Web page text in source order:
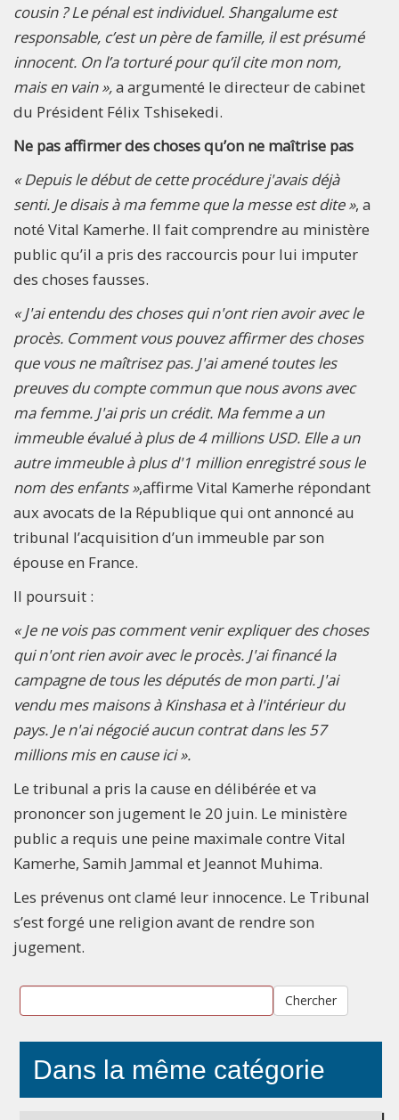
cousin ? Le pénal est individuel. Shangalume est
responsable, c’est un père de famille, il est présumé
innocent. On l’a torturé pour qu’il cite mon nom,
mais en vain »,a argumenté le directeur de cabinet
du Président Félix Tshisekedi.
Ne pas affirmer des choses qu’on ne maîtrise pas
« Depuis le début de cette procédure j'avais déjà
senti. Je disais à ma femme que la messe est dite », a
noté Vital Kamerhe. Il fait comprendre au ministère
public qu’il a pris des raccourcis pour lui imputer
des choses fausses.
« J'ai entendu des choses qui n'ont rien avoir avec le
procès. Comment vous pouvez affirmer des choses
que vous ne maîtrisez pas. J'ai amené toutes les
preuves du compte commun que nous avons avec
ma femme. J'ai pris un crédit. Ma femme a un
immeuble évalué à plus de 4 millions USD. Elle a un
autre immeuble à plus d'1 million enregistré sous le
nom des enfants »,affirme Vital Kamerhe répondant
aux avocats de la République qui ont annoncé au
tribunal l’acquisition d’un immeuble par son
épouse en France.
Il poursuit :
« Je ne vois pas comment venir expliquer des choses
qui n'ont rien avoir avec le procès. J'ai financé la
campagne de tous les députés de mon parti. J'ai
vendu mes maisons à Kinshasa et à l'intérieur du
pays. Je n'ai négocié aucun contrat dans les 57
millions mis en cause ici ».
Le tribunal a pris la cause en délibérée et va
prononcer son jugement le 20 juin. Le ministère
public a requis une peine maximale contre Vital
Kamerhe, Samih Jammal et Jeannot Muhima.
Les prévenus ont clamé leur innocence. Le Tribunal
s’est forgé une religion avant de rendre son
jugement.
Chercher
Dans la même catégorie